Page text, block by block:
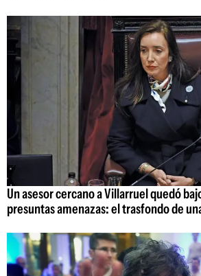
Un asesor cercano a Villarruel quedó
presuntas amenazas: el trasfondo de